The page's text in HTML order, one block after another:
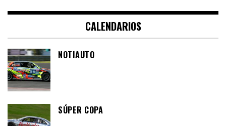
CALENDARIOS
NOTIAUTO
SÚPER COPA